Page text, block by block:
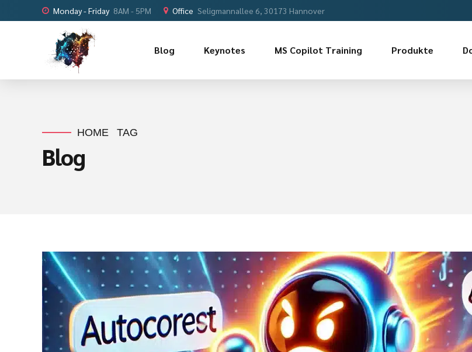
Monday - Friday 8AM - 5PM Office Seligmannallee 6, 30173 Hannover
Blog Keynotes MS Copilot Training Produkte
HOME TAG
Blog